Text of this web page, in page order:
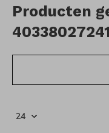
Producten